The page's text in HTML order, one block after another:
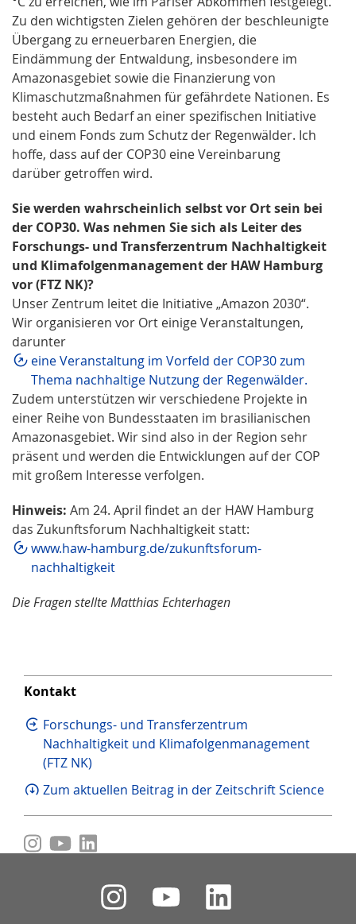
Zu den wichtigsten Zielen gehören der beschleunigte
Übergang zu erneuerbaren Energien, die
Eindämmung der Entwaldung, insbesondere im
Amazonasgebiet sowie die Finanzierung von
Klimaschutzmaßnahmen für gefährdete Nationen. Es
besteht auch Bedarf an einer spezifischen Initiative
und einem Fonds zum Schutz der Regenwälder. Ich
hoffe, dass auf der COP30 eine Vereinbarung
darüber getroffen wird.
Sie werden wahrscheinlich selbst vor Ort sein bei
der COP30. Was nehmen Sie sich als Leiter des
Forschungs- und Transferzentrum Nachhaltigkeit
und Klimafolgenmanagement der HAW Hamburg
vor (FTZ NK)?
Unser Zentrum leitet die Initiative „Amazon 2030“.
Wir organisieren vor Ort einige Veranstaltungen,
darunter
eine Veranstaltung im Vorfeld der COP30 zum
Thema nachhaltige Nutzung der Regenwälder.
Zudem unterstützen wir verschiedene Projekte in
einer Reihe von Bundesstaaten im brasilianischen
Amazonasgebiet. Wir sind also in der Region sehr
präsent und werden die Entwicklungen auf der COP
mit großem Interesse verfolgen.
Hinweis: Am 24. April findet an der HAW Hamburg
das Zukunftsforum Nachhaltigkeit statt:
www.haw-hamburg.de/zukunftsforum-
nachhaltigkeit
Die Fragen stellte Matthias Echterhagen
Kontakt
Forschungs- und Transferzentrum
Nachhaltigkeit und Klimafolgenmanagement
(FTZ NK)
Zum aktuellen Beitrag in der Zeitschrift Science